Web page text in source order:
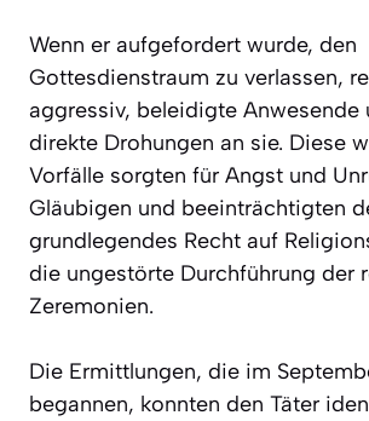
Wenn er aufgefordert wurde, den
Gottesdienstraum zu verlassen,
aggressiv, beleidigte Anwesende
direkte Drohungen an sie. Diese
Vorfälle sorgten für Angst und
Gläubigen und beeinträchtigten
grundlegendes Recht auf
die ungestörte Durchführung der
Zeremonien.
Die Ermittlungen, die im
begannen, konnten den Täter